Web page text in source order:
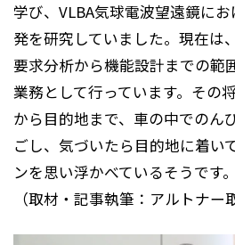
学び、VLBA気球電波望遠鏡に
発を研究していました。現在は
要求分析から機能設計までの範
業務として行っています。その
から目的地まで、車の中でのん
ごし、気づいたら目的地に着い
ンを思い浮かべているそうです。
（取材・記事執筆：アルトナー